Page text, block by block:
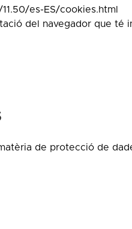
es-ES/cookies.html
del navegador que té
de protecció de